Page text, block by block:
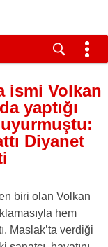
ismi Volkan
yaptığı
Diyanet
biri olan Volkan
hem
Maslak’ta verdiği